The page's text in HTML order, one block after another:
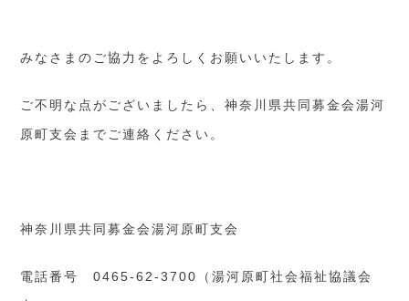
みなさまのご協力をよろしくお願いいたします。
ご不明な点がございましたら、神奈川県共同募金会湯河
原町支会までご連絡ください。
神奈川県共同募金会湯河原町支会
電話番号 0465-62-3700（湯河原町社会福祉協議会